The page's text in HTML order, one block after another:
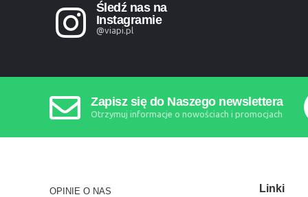
Śledź nas na
Instagramie
@viapi.pl
Zapisz się do Naszego newslettera
Otrzymuj informacje o nowościach i promocjach
OPINIE O NAS Linki